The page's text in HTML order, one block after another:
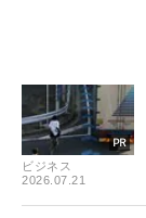
ビジネス
2026.07.21